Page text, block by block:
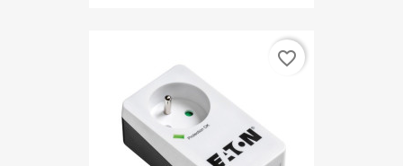
favorite_border